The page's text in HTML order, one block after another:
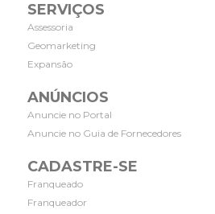
SERVIÇOS
Assessoria
Geomarketing
Expansão
ANÚNCIOS
Anuncie no Portal
Anuncie no Guia de Fornecedores
CADASTRE-SE
Franqueado
Franqueador